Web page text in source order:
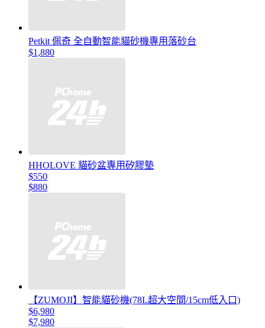
Petkit 佩奇 全自動智能貓砂機專用落砂台
$1,880
HHOLOVE 貓砂盆專用矽膠墊
$550
$880
【ZUMOJI】智能貓砂機(78L超大空間/15cm低入口)
$6,980
$7,980